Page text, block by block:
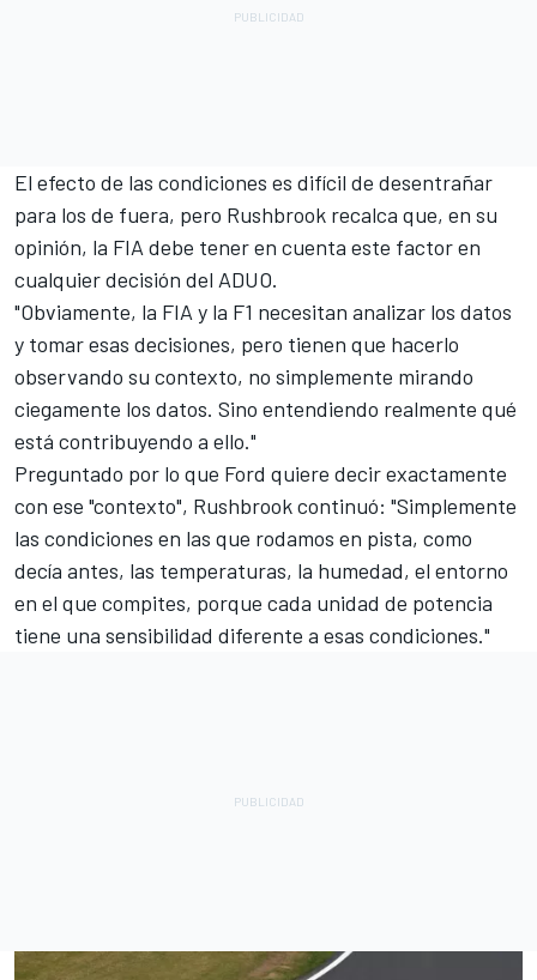
El efecto de las condiciones es difícil de desentrañar
para los de fuera, pero Rushbrook recalca que, en su
opinión, la FIA debe tener en cuenta este factor en
cualquier decisión del ADUO.
"Obviamente, la FIA y la F1 necesitan analizar los datos
y tomar esas decisiones, pero tienen que hacerlo
observando su contexto, no simplemente mirando
ciegamente los datos. Sino entendiendo realmente qué
está contribuyendo a ello."
Preguntado por lo que Ford quiere decir exactamente
con ese "contexto", Rushbrook continuó: "Simplemente
las condiciones en las que rodamos en pista, como
decía antes, las temperaturas, la humedad, el entorno
en el que compites, porque cada unidad de potencia
tiene una sensibilidad diferente a esas condiciones."